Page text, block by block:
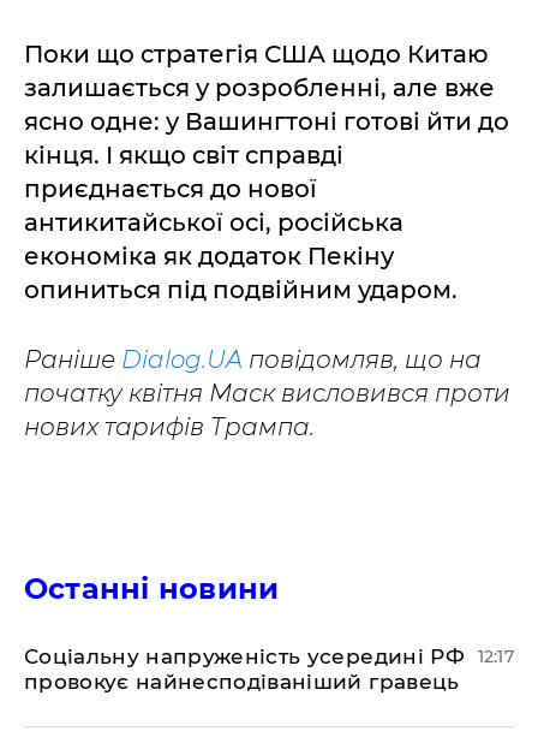
Поки що стратегія США щодо Китаю
залишається у розробленні, але вже
ясно одне: у Вашингтоні готові йти до
кінця. І якщо світ справді
приєднається до нової
антикитайської осі, російська
економіка як додаток Пекіну
опиниться під подвійним ударом.
Раніше Dialog.UA повідомляв, що на
початку квітня Маск висловився проти
нових тарифів Трампа.
Останні новини
Соціальну напруженість усередині РФ
провокує найнесподіваніший гравець
12:17